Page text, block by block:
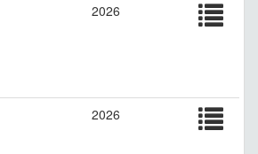
2026
2026